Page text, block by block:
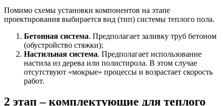
Помимо схемы установки компонентов на этапе
проектирования выбирается вид (тип) системы теплого пола.
Бетонная система. Предполагает заливку труб бетоном
(обустройство стяжки);
Настильная система. Предполагает использование
настила из дерева или полистирола. В этом случае
отсутствуют «мокрые» процессы и возрастает скорость
работ.
2 этап – комплектующие для теплого